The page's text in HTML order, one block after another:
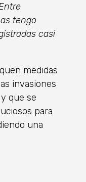
tengo
casi
medidas
invasiones
que se
para
una